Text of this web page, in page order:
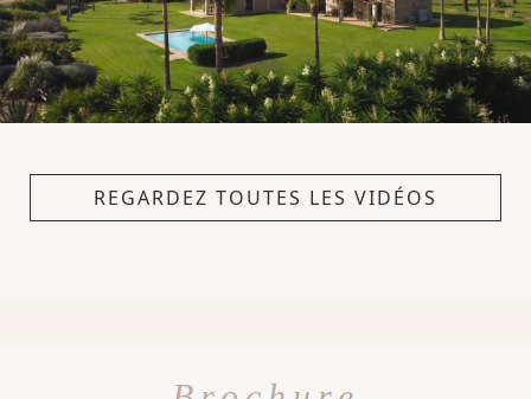
REGARDEZ TOUTES LES VIDÉOS